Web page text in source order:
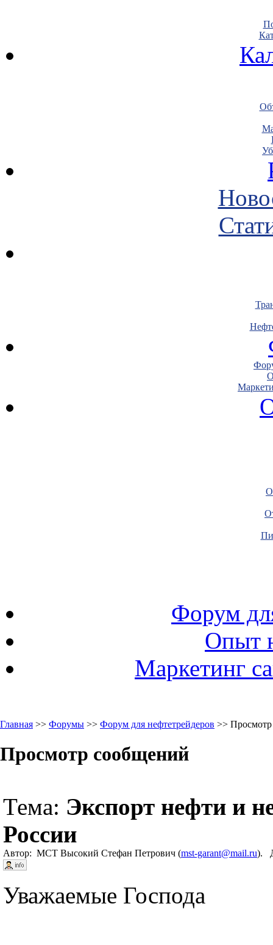
Форум
Опыт
Маркетинг
Главная >> Форумы >> Форум для нефтетрейдеров >>
Просмотр сообщений
Тема: Экспорт нефти и
России
Автор: МСТ Высокий Стефан Петрович (mst-garant@mail.ru).
Уважаемые Господа